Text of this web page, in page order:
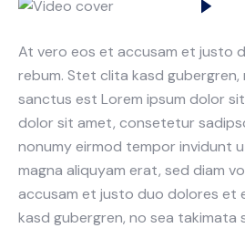
At vero eos et accusam et justo
rebum. Stet clita kasd
sanctus est Lorem ipsum dolor
dolor sit amet, consetetur
nonumy eirmod tempor invidunt
magna aliquyam erat, sed diam
accusam et justo duo dolores et
kasd gubergren, no sea takimata